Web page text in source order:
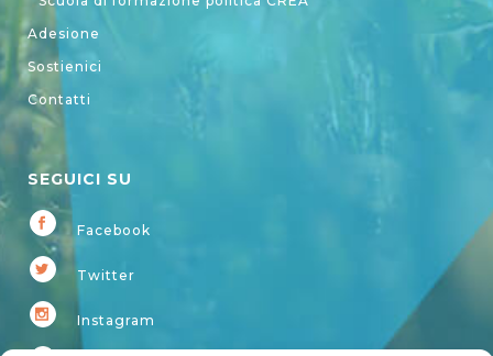
Adesione
Sostienici
Contatti
SEGUICI SU
Facebook
Twitter
Instagram